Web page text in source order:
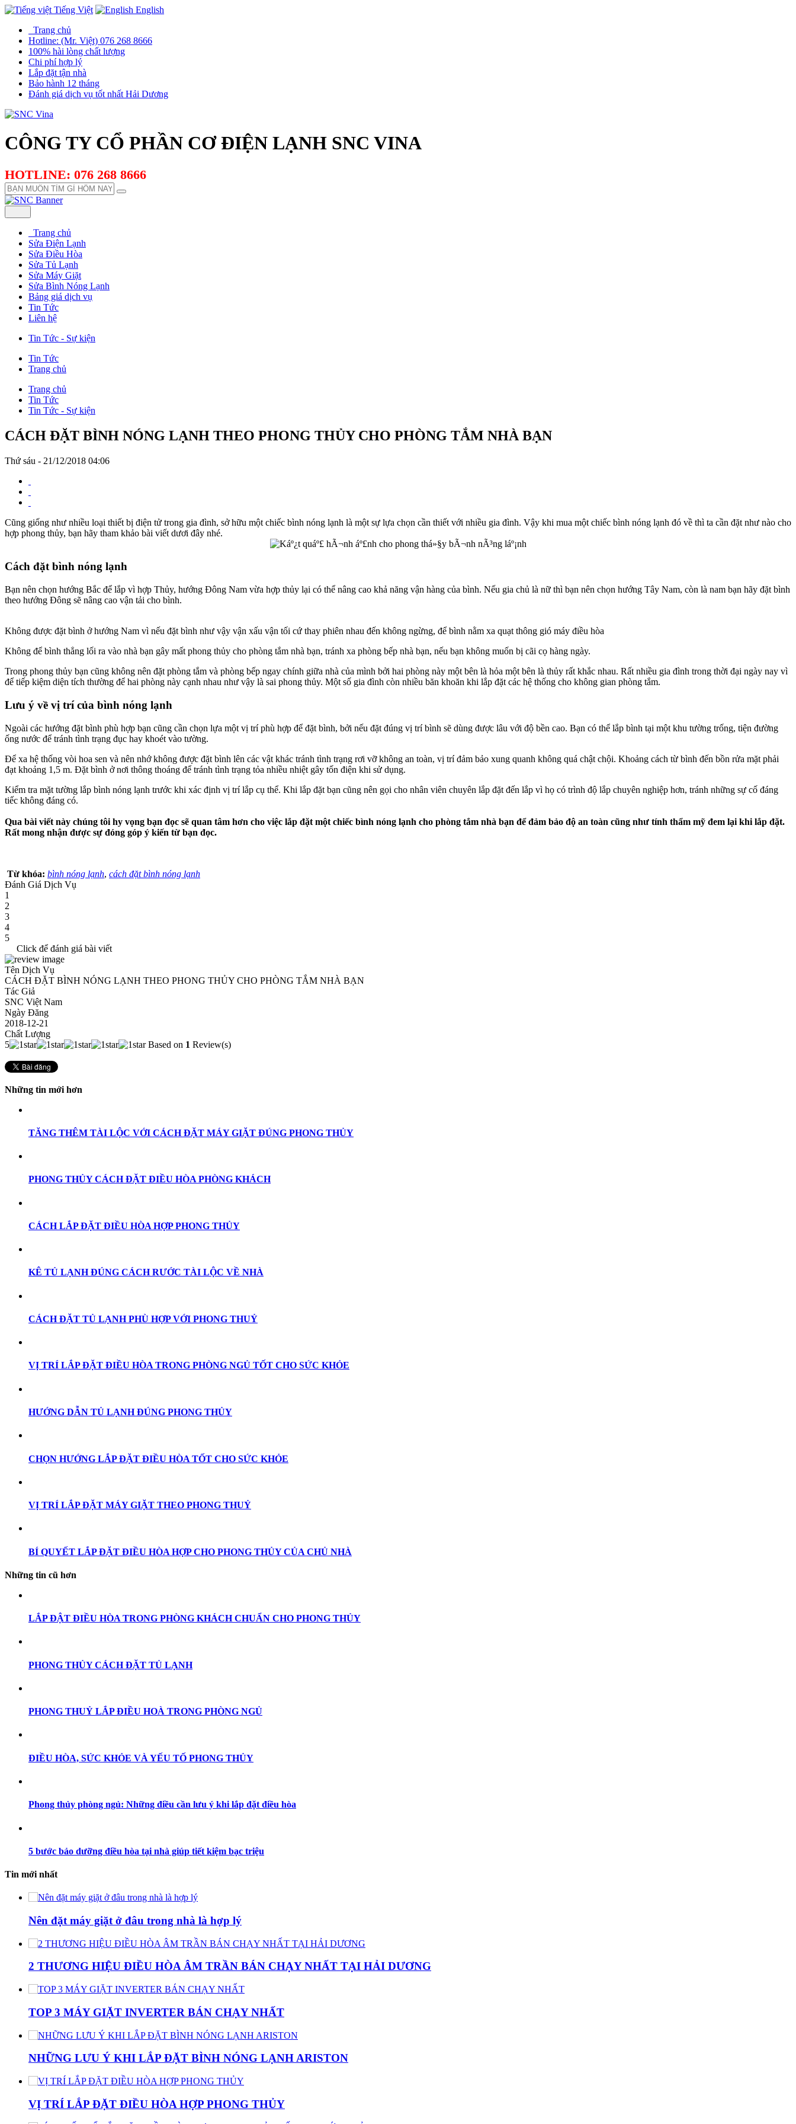
Tiếng Việt
English
Trang chủ
Hotline: (Mr. Việt) 076 268 8666
100% hài lòng chất lượng
Chi phí hợp lý
Lắp đặt tận nhà
Bảo hành 12 tháng
Đánh giá dịch vụ tốt nhất Hải Dương
CÔNG TY CỔ PHẦN CƠ ĐIỆN LẠNH SNC VINA
HOTLINE: 076 268 8666
Trang chủ
Sửa Điện Lạnh
Sửa Điều Hòa
Sửa Tủ Lạnh
Sửa Máy Giặt
Sửa Bình Nóng Lạnh
Bảng giá dịch vụ
Tin Tức
Liên hệ
Tin Tức - Sự kiện
Tin Tức
Trang chủ
Trang chủ
Tin Tức
Tin Tức - Sự kiện
CÁCH ĐẶT BÌNH NÓNG LẠNH THEO PHONG THỦY CHO PHÒNG TẮM NHÀ BẠN
Thứ sáu - 21/12/2018 04:06
Cũng giống như nhiều loại thiết bị điện tử trong gia đình, sở hữu một chiếc bình nóng lạnh là một sự lựa chọn cần thiết với nhiều gia đình. Vậy khi mua một chiếc bình nóng lạnh đó về thì ta cần đặt như nào cho
hợp phong thủy, bạn hãy tham khảo bài viết dươi đây nhé.
Cách đặt bình nóng lạnh
Bạn nên chọn hướng Bắc để lắp vì hợp Thủy, hướng Đông Nam vừa hợp thủy lại có thể nâng cao khả năng vận hàng của bình. Nếu gia chủ là nữ thì bạn nên chọn hướng Tây Nam, còn là nam bạn hãy đặt bình
theo hướng Đông sẽ nâng cao vận tải cho bình.
Không được đặt bình ở hướng Nam vì nếu đặt bình như vậy vận xấu vận tối cứ thay phiên nhau đến không ngừng, để bình nằm xa quạt thông gió máy điều hòa
Không để bình thẳng lối ra vào nhà bạn gây mất phong thủy cho phòng tắm nhà bạn, tránh xa phòng bếp nhà bạn, nếu bạn không muốn bị cãi cọ hàng ngày.
Trong phong thủy bạn cũng không nên đặt phòng tắm và phòng bếp ngay chính giữa nhà của mình bởi hai phòng này một bên là hỏa một bên là thủy rất khắc nhau. Rất nhiều gia đình trong thời đại ngày nay vì
để tiếp kiệm diện tích thường để hai phòng này cạnh nhau như vậy là sai phong thủy. Một số gia đình còn nhiều băn khoăn khi lắp đặt các hệ thống cho không gian phòng tắm.
Lưu ý về vị trí của bình nóng lạnh
Ngoài các hướng đặt bình phù hợp bạn cũng cần chọn lựa một vị trí phù hợp để đặt bình, bởi nếu đặt đúng vị trí bình sẽ dùng được lâu với độ bền cao. Bạn có thể lắp bình tại một khu tường trống, tiện đường
ống nước để tránh tình trạng đục hay khoét vào tường.
Để xa hệ thống vòi hoa sen và nên nhớ không được đặt bình lên các vật khác tránh tình trạng rơi vỡ không an toàn, vị trí đảm bảo xung quanh không quá chật chội. Khoảng cách từ bình đến bồn rửa mặt phải
đạt khoảng 1,5 m. Đặt bình ở nơi thông thoáng để tránh tình trạng tỏa nhiều nhiệt gây tốn điện khi sử dụng.
Kiểm tra mặt tường lắp bình nóng lạnh trước khi xác định vị trí lắp cụ thể. Khi lắp đặt bạn cũng nên gọi cho nhân viên chuyên lắp đặt đến lắp vì họ có trình độ lắp chuyên nghiệp hơn, tránh những sự cố đáng
tiếc không đáng có.
Qua bài viết này chúng tôi hy vọng bạn đọc sẽ quan tâm hơn cho việc lắp đặt một chiếc bình nóng lạnh cho phòng tắm nhà bạn để đảm bảo độ an toàn cũng như tính thẩm mỹ đem lại khi lắp đặt.
Rất mong nhận được sự đóng góp ý kiến từ bạn đọc.
Từ khóa: bình nóng lạnh, cách đặt bình nóng lạnh
Đánh Giá Dịch Vụ
1
2
3
4
5
Click để đánh giá bài viết
Tên Dịch Vụ
CÁCH ĐẶT BÌNH NÓNG LẠNH THEO PHONG THỦY CHO PHÒNG TẮM NHÀ BẠN
Tác Giả
SNC Việt Nam
Ngày Đăng
2018-12-21
Chất Lượng
5
Based on 1 Review(s)
Những tin mới hơn
TĂNG THÊM TÀI LỘC VỚI CÁCH ĐẶT MÁY GIẶT ĐÚNG PHONG THỦY
PHONG THỦY CÁCH ĐẶT ĐIỀU HÒA PHÒNG KHÁCH
CÁCH LẮP ĐẶT ĐIỀU HÒA HỢP PHONG THỦY
KÊ TỦ LẠNH ĐÚNG CÁCH RƯỚC TÀI LỘC VỀ NHÀ
CÁCH ĐẶT TỦ LẠNH PHÙ HỢP VỚI PHONG THUỶ
VỊ TRÍ LẮP ĐẶT ĐIỀU HÒA TRONG PHÒNG NGỦ TỐT CHO SỨC KHỎE
HƯỚNG DẪN TỦ LẠNH ĐÚNG PHONG THỦY
CHỌN HƯỚNG LẮP ĐẶT ĐIỀU HÒA TỐT CHO SỨC KHỎE
VỊ TRÍ LẮP ĐẶT MÁY GIẶT THEO PHONG THUỶ
BÍ QUYẾT LẮP ĐẶT ĐIỀU HÒA HỢP CHO PHONG THỦY CỦA CHỦ NHÀ
Những tin cũ hơn
LẮP ĐẬT ĐIỀU HÒA TRONG PHÒNG KHÁCH CHUẨN CHO PHONG THỦY
PHONG THỦY CÁCH ĐẶT TỦ LẠNH
PHONG THUỶ LẮP ĐIỀU HOÀ TRONG PHÒNG NGỦ
ĐIỀU HÒA, SỨC KHỎE VÀ YẾU TỐ PHONG THỦY
Phong thủy phòng ngủ: Những điều cần lưu ý khi lắp đặt điều hòa
5 bước bảo dưỡng điều hòa tại nhà giúp tiết kiệm bạc triệu
Tin mới nhất
Nên đặt máy giặt ở đâu trong nhà là hợp lý
2 THƯƠNG HIỆU ĐIỀU HÒA ÂM TRẦN BÁN CHẠY NHẤT TẠI HẢI DƯƠNG
TOP 3 MÁY GIẶT INVERTER BÁN CHẠY NHẤT
NHỮNG LƯU Ý KHI LẮP ĐẶT BÌNH NÓNG LẠNH ARISTON
VỊ TRÍ LẮP ĐẶT ĐIỀU HÒA HỢP PHONG THỦY